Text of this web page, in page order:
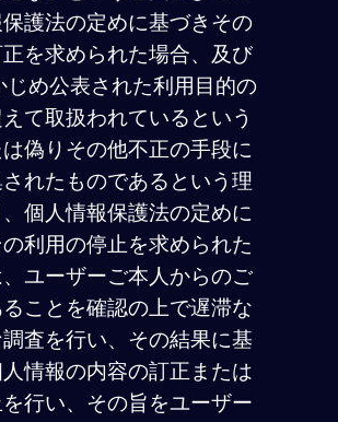
護法の定めに基づきその
を求められた場合、及び
じめ公表された利用目的の
て取扱われているという
偽りその他不正の手段に
れたものであるという理
個人情報保護法の定めに
利用の停止を求められた
ユーザーご本人からのご
ことを確認の上で遅滞な
調査を行い、その結果に基
情報の内容の訂正または
行い、その旨をユーザー